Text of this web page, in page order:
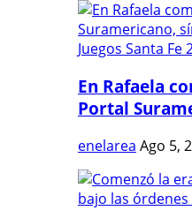
En Rafaela
Portal
enelarea Ago 5,